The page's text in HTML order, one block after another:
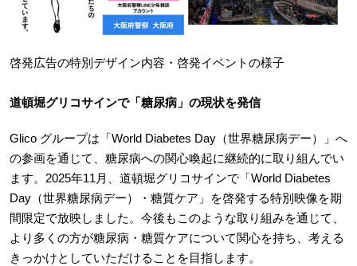
啓発広告の特別デザイン内容・啓発イベントの様子
道頓堀グリコサインで「糖尿病」の現状を発信
Glico グループは「World Diabetes Day（世界糖尿病デー）」へ
の参画を通じて、糖尿病への関心喚起に継続的に取り組んでい
ます。2025年11月、道頓堀グリコサインで「World Diabetes
Day（世界糖尿病デー）・糖質ケア」を啓発する特別映像を期
間限定で放映しました。今後もこのような取り組みを通じて、
より多くの方が糖尿病・糖質ケアについて関心を持ち、考える
きっかけとしていただけることを目指します。